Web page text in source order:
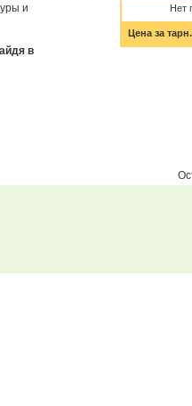
Нет
Цена за
и
в